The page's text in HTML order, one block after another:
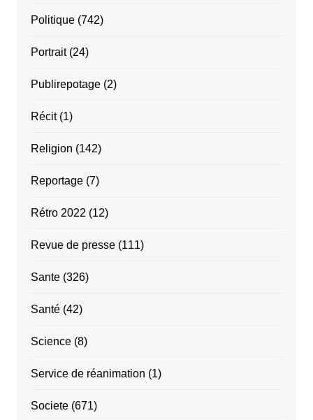
Politique(742)
Portrait(24)
Publirepotage(2)
Récit(1)
Religion (142)
Reportage(7)
Rétro 2022 (12)
Revue de presse(111)
Sante(326)
Santé(42)
Science(8)
Service de réanimation (1)
Societe(671)